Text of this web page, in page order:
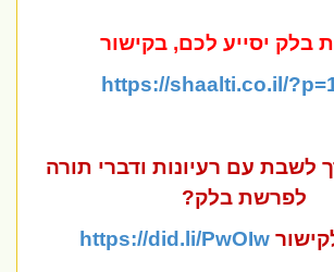
יסייע לכם, בקישור
https://shaalti.co.il/
לשבת עם רעיונות ודברי תורה
לפרשתבלק?
https://did.li/PwOIw